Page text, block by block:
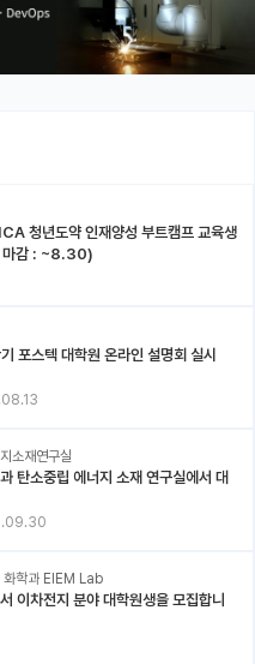
청년도약 인재양성 부트캠프 교육생
마감 : ~8.30)
스텍 대학원 온라인 설명회 실시
소재연구실
탄소중립 에너지 소재 연구실에서 대
화학과 EIEM Lab
이차전지 분야 대학원생을 모집합니